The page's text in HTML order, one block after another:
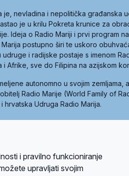
je, nevladina i nepolitička građanska
je u krilu Pokreta krunice za
Ideja o Radio Mariji i prvi program
postupno širi te uskoro
i radijske postaje s imenom
Afrike, sve do Filipina na azijskom
autonomno u svojim
Radio Marije (World Family of
hrvatska Udruga Radio Marija.
i pravilno funkcioniranje
upravljati svojim